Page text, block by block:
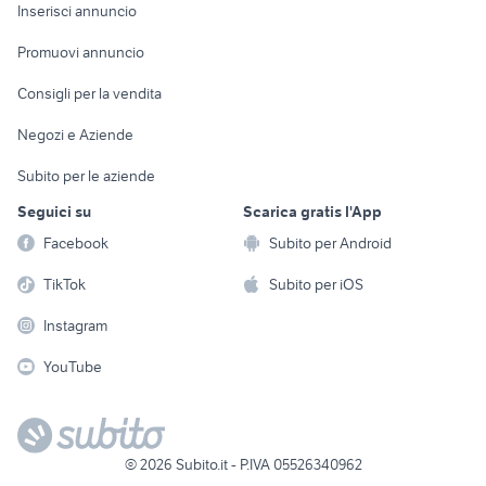
Fotografia
Telefonia
Biciclette
Inserisci annuncio
Promuovi annuncio
Consigli per la vendita
Negozi e Aziende
Subito per le aziende
Seguici su
Facebook
TikTok
Instagram
YouTube
Scarica gratis l'App
Subito per Android
Subito per iOS
©2026 Subito.it - P.IVA 05526340962